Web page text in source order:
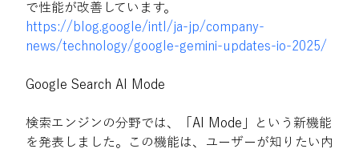
で性能が改善しています。
https://blog.google/intl/ja-jp/company-
news/technology/google-gemini-updates-io-2025/
Google Search AI Mode
検索エンジンの分野では、「AI Mode」という新機能
を発表しました。この機能は、ユーザーが知りたい内